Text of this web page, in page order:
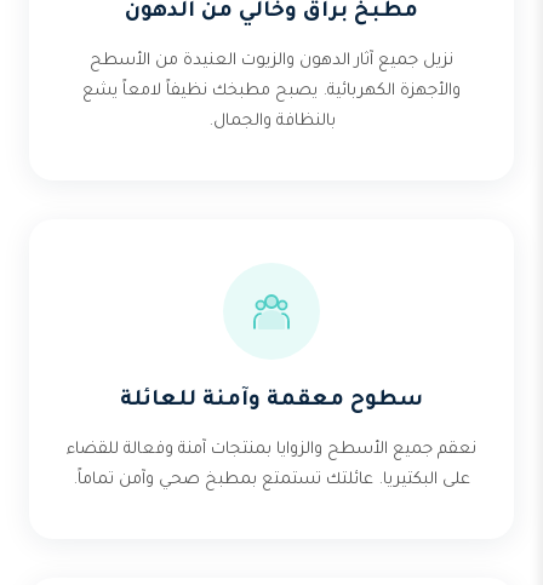
مطبخ براق وخالي من الدهون
نزيل جميع آثار الدهون والزيوت العنيدة من الأسطح
والأجهزة الكهربائية. يصبح مطبخك نظيفاً لامعاً يشع
بالنظافة والجمال.
سطوح معقمة وآمنة للعائلة
نعقم جميع الأسطح والزوايا بمنتجات آمنة وفعالة للقضاء
على البكتيريا. عائلتك تستمتع بمطبخ صحي وآمن تماماً.